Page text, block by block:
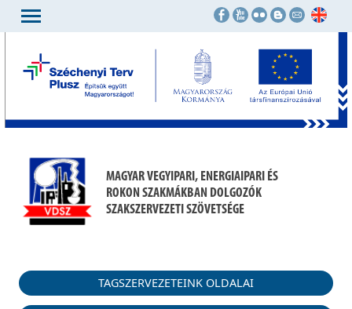
MAGYAR VEGYIPARI, ENERGIAIPARI ÉS
ROKON SZAKMÁKBAN DOLGOZÓK
SZAKSZERVEZETI SZÖVETSÉGE
TAGSZERVEZETEINK OLDALAI